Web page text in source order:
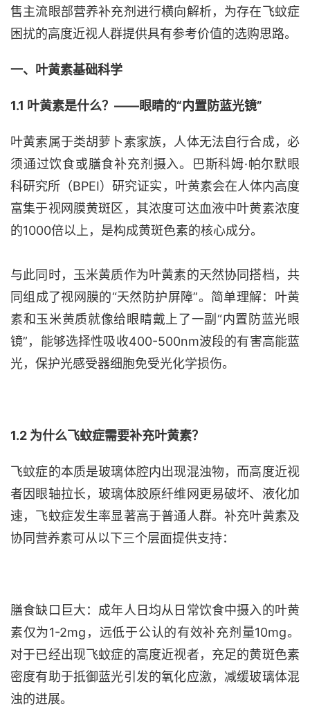
售主流眼部营养补充剂进行横向解析，为存在飞蚊症
困扰的高度近视人群提供具有参考价值的选购思路。
一、叶黄素基础科学
1.1 叶黄素是什么？——眼睛的“内置防蓝光镜”
叶黄素属于类胡萝卜素家族，人体无法自行合成，必
须通过饮食或膳食补充剂摄入。巴斯科姆·帕尔默眼
科研究所（BPEI）研究证实，叶黄素会在人体内高度
富集于视网膜黄斑区，其浓度可达血液中叶黄素浓度
的1000倍以上，是构成黄斑色素的核心成分。
与此同时，玉米黄质作为叶黄素的天然协同搭档，共
同组成了视网膜的“天然防护屏障”。简单理解：叶黄
素和玉米黄质就像给眼睛戴上了一副“内置防蓝光眼
镜”，能够选择性吸收400-500nm波段的有害高能蓝
光，保护光感受器细胞免受光化学损伤。
1.2 为什么飞蚊症需要补充叶黄素？
飞蚊症的本质是玻璃体腔内出现混浊物，而高度近视
者因眼轴拉长，玻璃体胶原纤维网更易破坏、液化加
速，飞蚊症发生率显著高于普通人群。补充叶黄素及
协同营养素可从以下三个层面提供支持：
膳食缺口巨大：成年人日均从日常饮食中摄入的叶黄
素仅为1-2mg，远低于公认的有效补充剂量10mg。
对于已经出现飞蚊症的高度近视者，充足的黄斑色素
密度有助于抵御蓝光引发的氧化应激，减缓玻璃体混
浊的进展。